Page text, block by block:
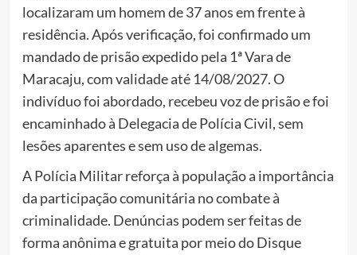
localizaram um homem de 37 anos em frente à
residência. Após verificação, foi confirmado um
mandado de prisão expedido pela 1ª Vara de
Maracaju, com validade até 14/08/2027. O
indivíduo foi abordado, recebeu voz de prisão e foi
encaminhado à Delegacia de Polícia Civil, sem
lesões aparentes e sem uso de algemas.
A Polícia Militar reforça à população a importância
da participação comunitária no combate à
criminalidade. Denúncias podem ser feitas de
forma anônima e gratuita por meio do Disque